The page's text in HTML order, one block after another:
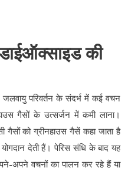
की
जलवायु परिवर्तन के संदर्भ में कई वचन
गैसों के उत्सर्जन में कमी लाना।
गैसों को ग्रीनहाउस गैसें कहा जाता है
देती हैं। पेरिस संधि के बाद यह
अपने वचनों का पालन कर रहे हैं या